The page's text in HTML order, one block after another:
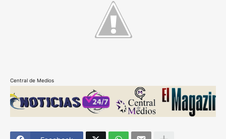
Central de Medios